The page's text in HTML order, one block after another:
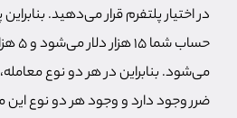
در اختیار پلتفرم قرار می‌دهید.
حساب
می‌شود. بنابراین در هر دو نوع
ضرر وجود دارد و وجود هر دو نوع این